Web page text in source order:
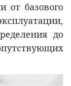
от базового
до